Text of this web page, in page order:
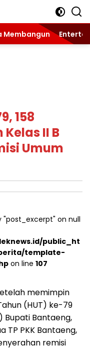
Membangun
158
II B
Umum
on null
public_ht
template-
on line 107
memimpin
(HUT) ke-79
Bupati Bantaeng,
TP PKK Bantaeng,
remisi